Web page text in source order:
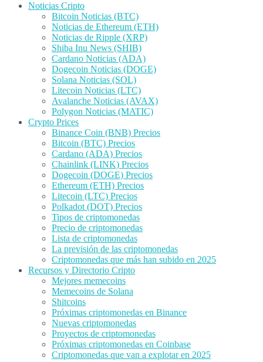
Noticias Cripto
Bitcoin Noticias (BTC)
Noticias de Ethereum (ETH)
Noticias de Ripple (XRP)
Shiba Inu News (SHIB)
Cardano Noticias (ADA)
Dogecoin Noticias (DOGE)
Solana Noticias (SOL)
Litecoin Noticias (LTC)
Avalanche Noticias (AVAX)
Polygon Noticias (MATIC)
Crypto Prices
Binance Coin (BNB) Precios
Bitcoin (BTC) Precios
Cardano (ADA) Precios
Chainlink (LINK) Precios
Dogecoin (DOGE) Precios
Ethereum (ETH) Precios
Litecoin (LTC) Precios
Polkadot (DOT) Precios
Tipos de criptomonedas
Precio de criptomonedas
Lista de criptomonedas
La previsión de las criptomonedas
Criptomonedas que más han subido en 2025
Recursos y Directorio Cripto
Mejores memecoins
Memecoins de Solana
Shitcoins
Próximas criptomonedas en Binance
Nuevas criptomonedas
Proyectos de criptomonedas
Próximas criptomonedas en Coinbase
Criptomonedas que van a explotar en 2025